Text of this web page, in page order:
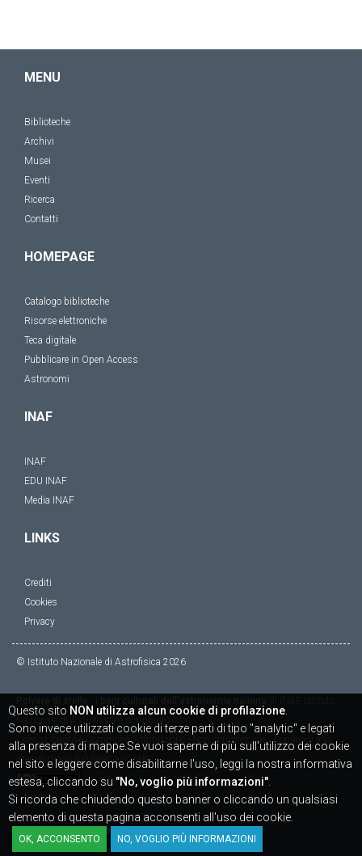
MENU
Biblioteche
Archivi
Musei
Eventi
Ricerca
Contatti
HOMEPAGE
Catalogo biblioteche
Risorse elettroniche
Teca digitale
Pubblicare in Open Access
Astronomi
INAF
INAF
EDU INAF
Media INAF
LINKS
Crediti
Cookies
Privacy
© Istituto Nazionale di Astrofisica 2026
Licenza
Creative Commons Attribuzione - Non commerciale - Condividi allo
stesso modo 4.0 Internazionale
Questo sito NON utilizza alcun cookie di profilazione
Sono invece utilizzati cookie di terze parti di tipo "analytic" e legati
alla presenza di mappe.Se vuoi saperne di più sull'utilizzo dei cookie
nel sito e leggere come disabilitarne l'uso, leggi la nostra informativa
estesa, cliccando su "No, voglio più informazioni"
Si ricorda che chiudendo questo banner o cliccando un qualsiasi
elemento di questa pagina acconsenti all'uso dei cookie.
OK, ACCONSENTO NO, VOGLIO PIÙ INFORMAZIONI